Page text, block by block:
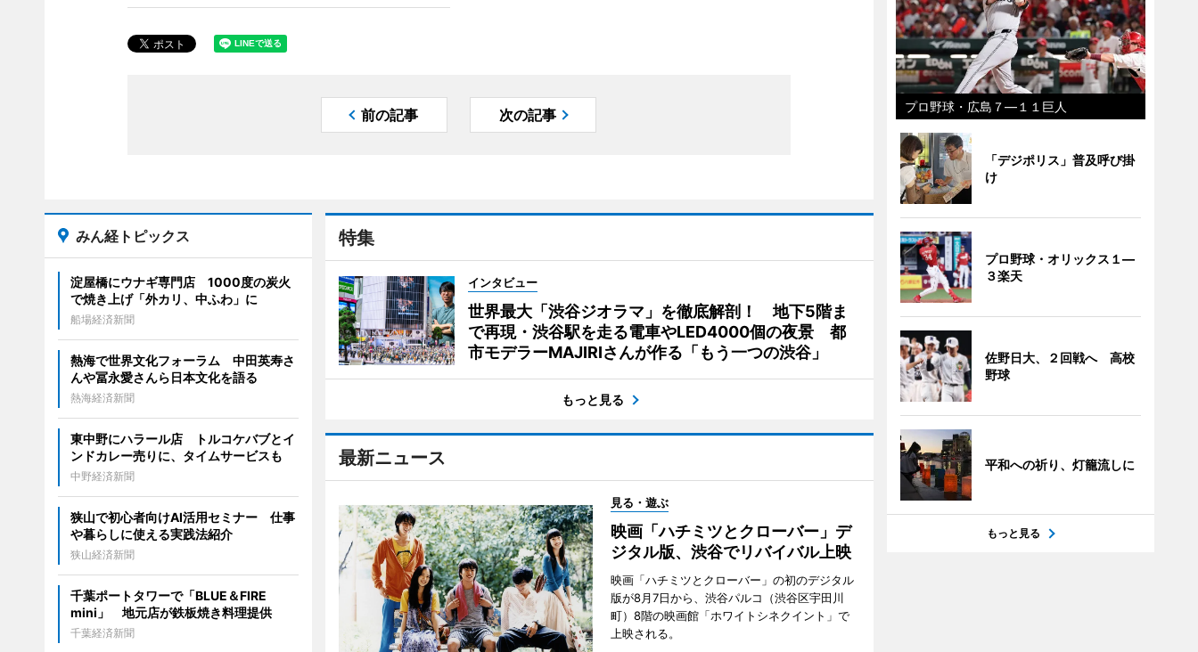
前の記事 次の記事
特集
インタビュー
世界最大「渋谷ジオラマ」を徹底解剖！ 地下5階ま
で再現・渋谷駅を走る電車やLED4000個の夜景 都
市モデラーMAJIRIさんが作る「もう一つの渋谷」
もっと見る
最新ニュース
見る・遊ぶ
映画「ハチミツとクローバー」デ
ジタル版、渋谷でリバイバル上映
映画「ハチミツとクローバー」の初のデジタル
版が8月7日から、渋谷パルコ（渋谷区宇田川
町）8階の映画館「ホワイトシネクイント」で
上映される。
みん経トピックス
淀屋橋にウナギ専門店 1000度の炭火
で焼き上げ「外カリ、中ふわ」に
船場経済新聞
熱海で世界文化フォーラム 中田英寿さ
んや冨永愛さんら日本文化を語る
熱海経済新聞
東中野にハラール店 トルコケバブとイ
ンドカレー売りに、タイムサービスも
中野経済新聞
狭山で初心者向けAI活用セミナー 仕事
や暮らしに使える実践法紹介
狭山経済新聞
千葉ポートタワーで「BLUE＆FIRE
mini」 地元店が鉄板焼き料理提供
千葉経済新聞
プロ野球・広島７―１１巨人
「デジポリス」普及呼び掛
け
プロ野球・オリックス１―
３楽天
佐野日大、２回戦へ 高校
野球
平和への祈り、灯籠流しに
もっと見る